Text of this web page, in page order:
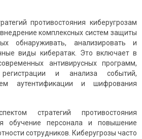
противостояния киберугрозам
комплексных систем защиты
обнаруживать, анализировать и
виды кибератак. Это включает в
антивирусных программ,
и анализа событий,
аутентификации и шифрования
стратегий противостояния
обучение персонала и повышение
сотрудников. Киберугрозы часто